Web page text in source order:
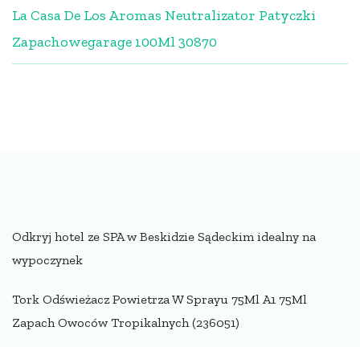
La Casa De Los Aromas Neutralizator Patyczki
Zapachowegarage 100Ml 30870
Odkryj hotel ze SPA w Beskidzie Sądeckim idealny na
wypoczynek
Tork Odświeżacz Powietrza W Sprayu 75Ml A1 75Ml
Zapach Owoców Tropikalnych (236051)